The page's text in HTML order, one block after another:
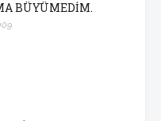
BÜYÜMEDİM.